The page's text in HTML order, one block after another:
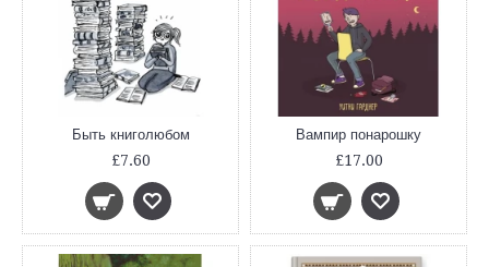
Быть книголюбом
£7.60
Вампир понарошку
£17.00